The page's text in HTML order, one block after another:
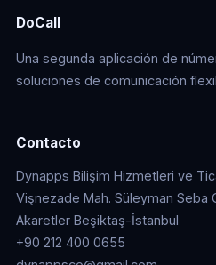
DoCall
Una segunda aplicación de
soluciones de comunicación
Contacto
Dynapps Bilişim Hizmetleri ve
Vişnezade Mah. Süleyman Seba
Akaretler Beşiktaş-İstanbul
+90 212 400 0655